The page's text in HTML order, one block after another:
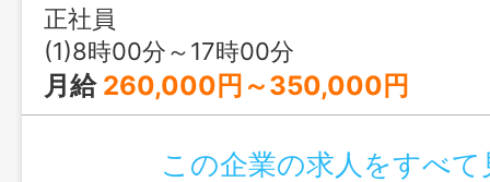
正社員
(1)8時00分～17時00分
月給 260,000円～350,000円
この企業の求人をすべて